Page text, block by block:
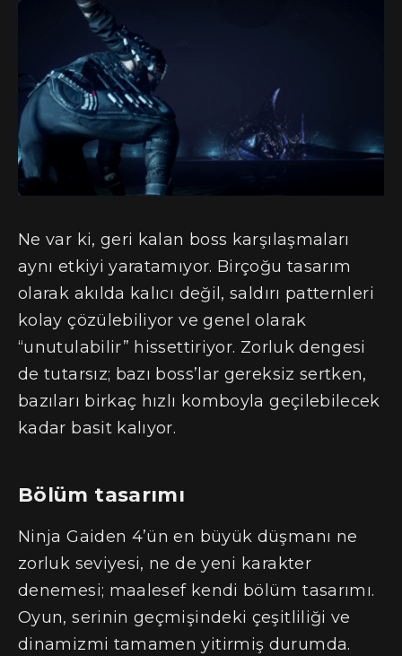
Ne var ki, geri kalan boss karşılaşmaları
aynı etkiyi yaratamıyor. Birçoğu tasarım
olarak akılda kalıcı değil, saldırı patternleri
kolay çözülebiliyor ve genel olarak
“unutulabilir” hissettiriyor. Zorluk dengesi
de tutarsız; bazı boss’lar gereksiz sertken,
bazıları birkaç hızlı komboyla geçilebilecek
kadar basit kalıyor.
Bölüm tasarımı
Ninja Gaiden 4’ün en büyük düşmanı ne
zorluk seviyesi, ne de yeni karakter
denemesi; maalesef kendi bölüm tasarımı.
Oyun, serinin geçmişindeki çeşitliliği ve
dinamizmi tamamen yitirmiş durumda.